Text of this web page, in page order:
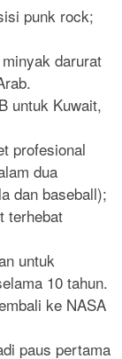
punk rock;
darurat
untuk Kuwait,
profesional
dua
dan baseball);
terhebat
untuk
10 tahun.
ke NASA
paus pertama